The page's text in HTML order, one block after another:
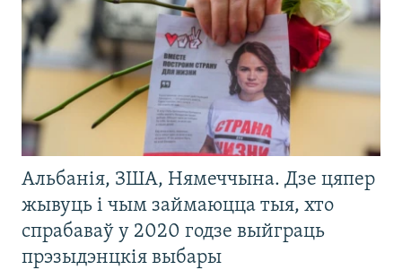
Альбанія, ЗША, Нямеччына. Дзе цяпер
жывуць і чым займаюцца тыя, хто
спрабаваў у 2020 годзе выйграць
прэзыдэнцкія выбары